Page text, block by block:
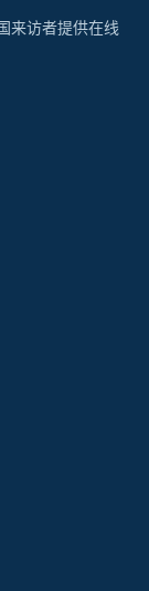
来访者提供在线